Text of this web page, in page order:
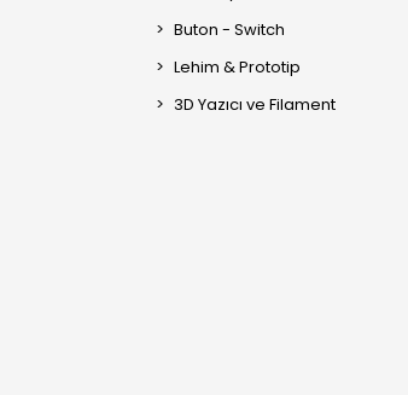
Buton - Switch
Lehim & Prototip
3D Yazıcı ve Filament